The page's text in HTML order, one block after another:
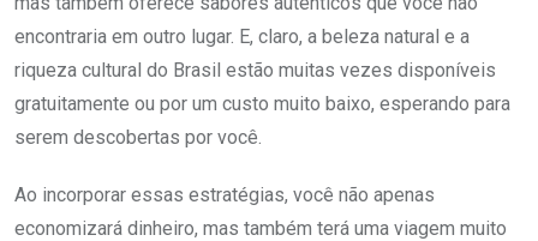
encontraria em outro lugar. E, claro, a beleza natural e a
riqueza cultural do Brasil estão muitas vezes disponíveis
gratuitamente ou por um custo muito baixo, esperando para
serem descobertas por você.
Ao incorporar essas estratégias, você não apenas
economizará dinheiro, mas também terá uma viagem muito